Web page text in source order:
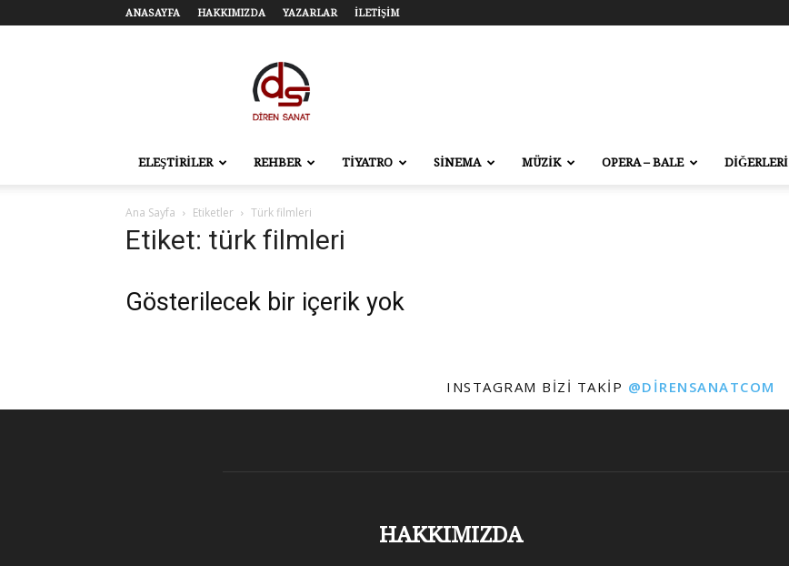
ANASAYFA HAKKIMIZDA YAZARLAR İLETİŞİM
Diren
Sanat
–
Tiyatro,
Sahne
ELEŞTİRİLER REHBER TİYATRO SİNEMA MÜZİK OPERA – BALE DİĞERLERİ
Ana Sayfa Etiketler Türk filmleri
Etiket: türk filmleri
Gösterilecek bir içerik yok
INSTAGRAM BIZI TAKIP @DIRENSANATCOM
HAKKIMIZDA